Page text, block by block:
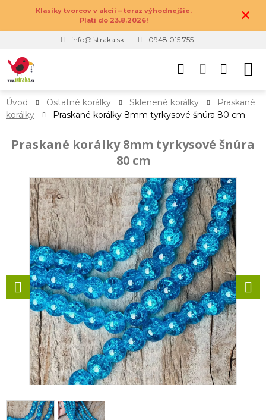
Klasiky tvorcov v akcii – teraz výhodnejšie.
Platí do 23.8.2026!
×
info@istraka.sk 0948 015 755
Úvod Ostatné korálky Sklenené korálky
Praskané
korálky
Praskané korálky 8mm tyrkysové šnúra 80 cm
Praskané korálky 8mm tyrkysové šnúra
80 cm